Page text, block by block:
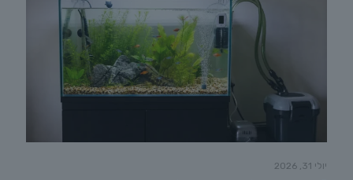
יולי 31, 2026